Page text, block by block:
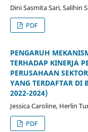
Dini Sasmita Sari, Salihin
PDF
PENGARUH
TERHADAP KINERJA
PERUSAHAAN
YANG TERDAFTAR DI
2022-2024)
Jessica Caroline, Herlin
PDF